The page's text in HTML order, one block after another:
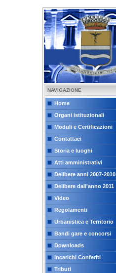
NAVIGAZIONE
Home
Organi istituzionali
Moduli e Certificazioni
Contattaci
Storia e luoghi
Atti amministrativi
Delibere anni 2007-2010
Delibere dall'anno 2011
Video
Regolamenti
Urbanistica e Territorio
Bandi gare e concorsi
Downloads
Incarichi Conferiti
Tributi